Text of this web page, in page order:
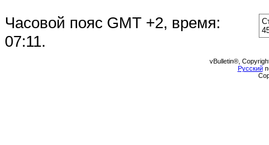
Часовой пояс GMT +2, время:
07:11.
vBulletin®,
Русский